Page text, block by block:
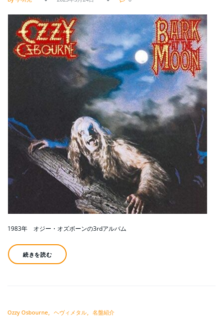
1983年 オジー・オズボーンの3rdアルバム
続きを読む
Ozzy Osbourne ヘヴィメタル 名盤紹介